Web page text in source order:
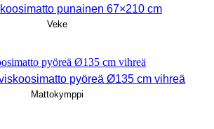
punainen 67×210 cm
Veke
pyöreä Ø135 cm vihreä
Mattokymppi